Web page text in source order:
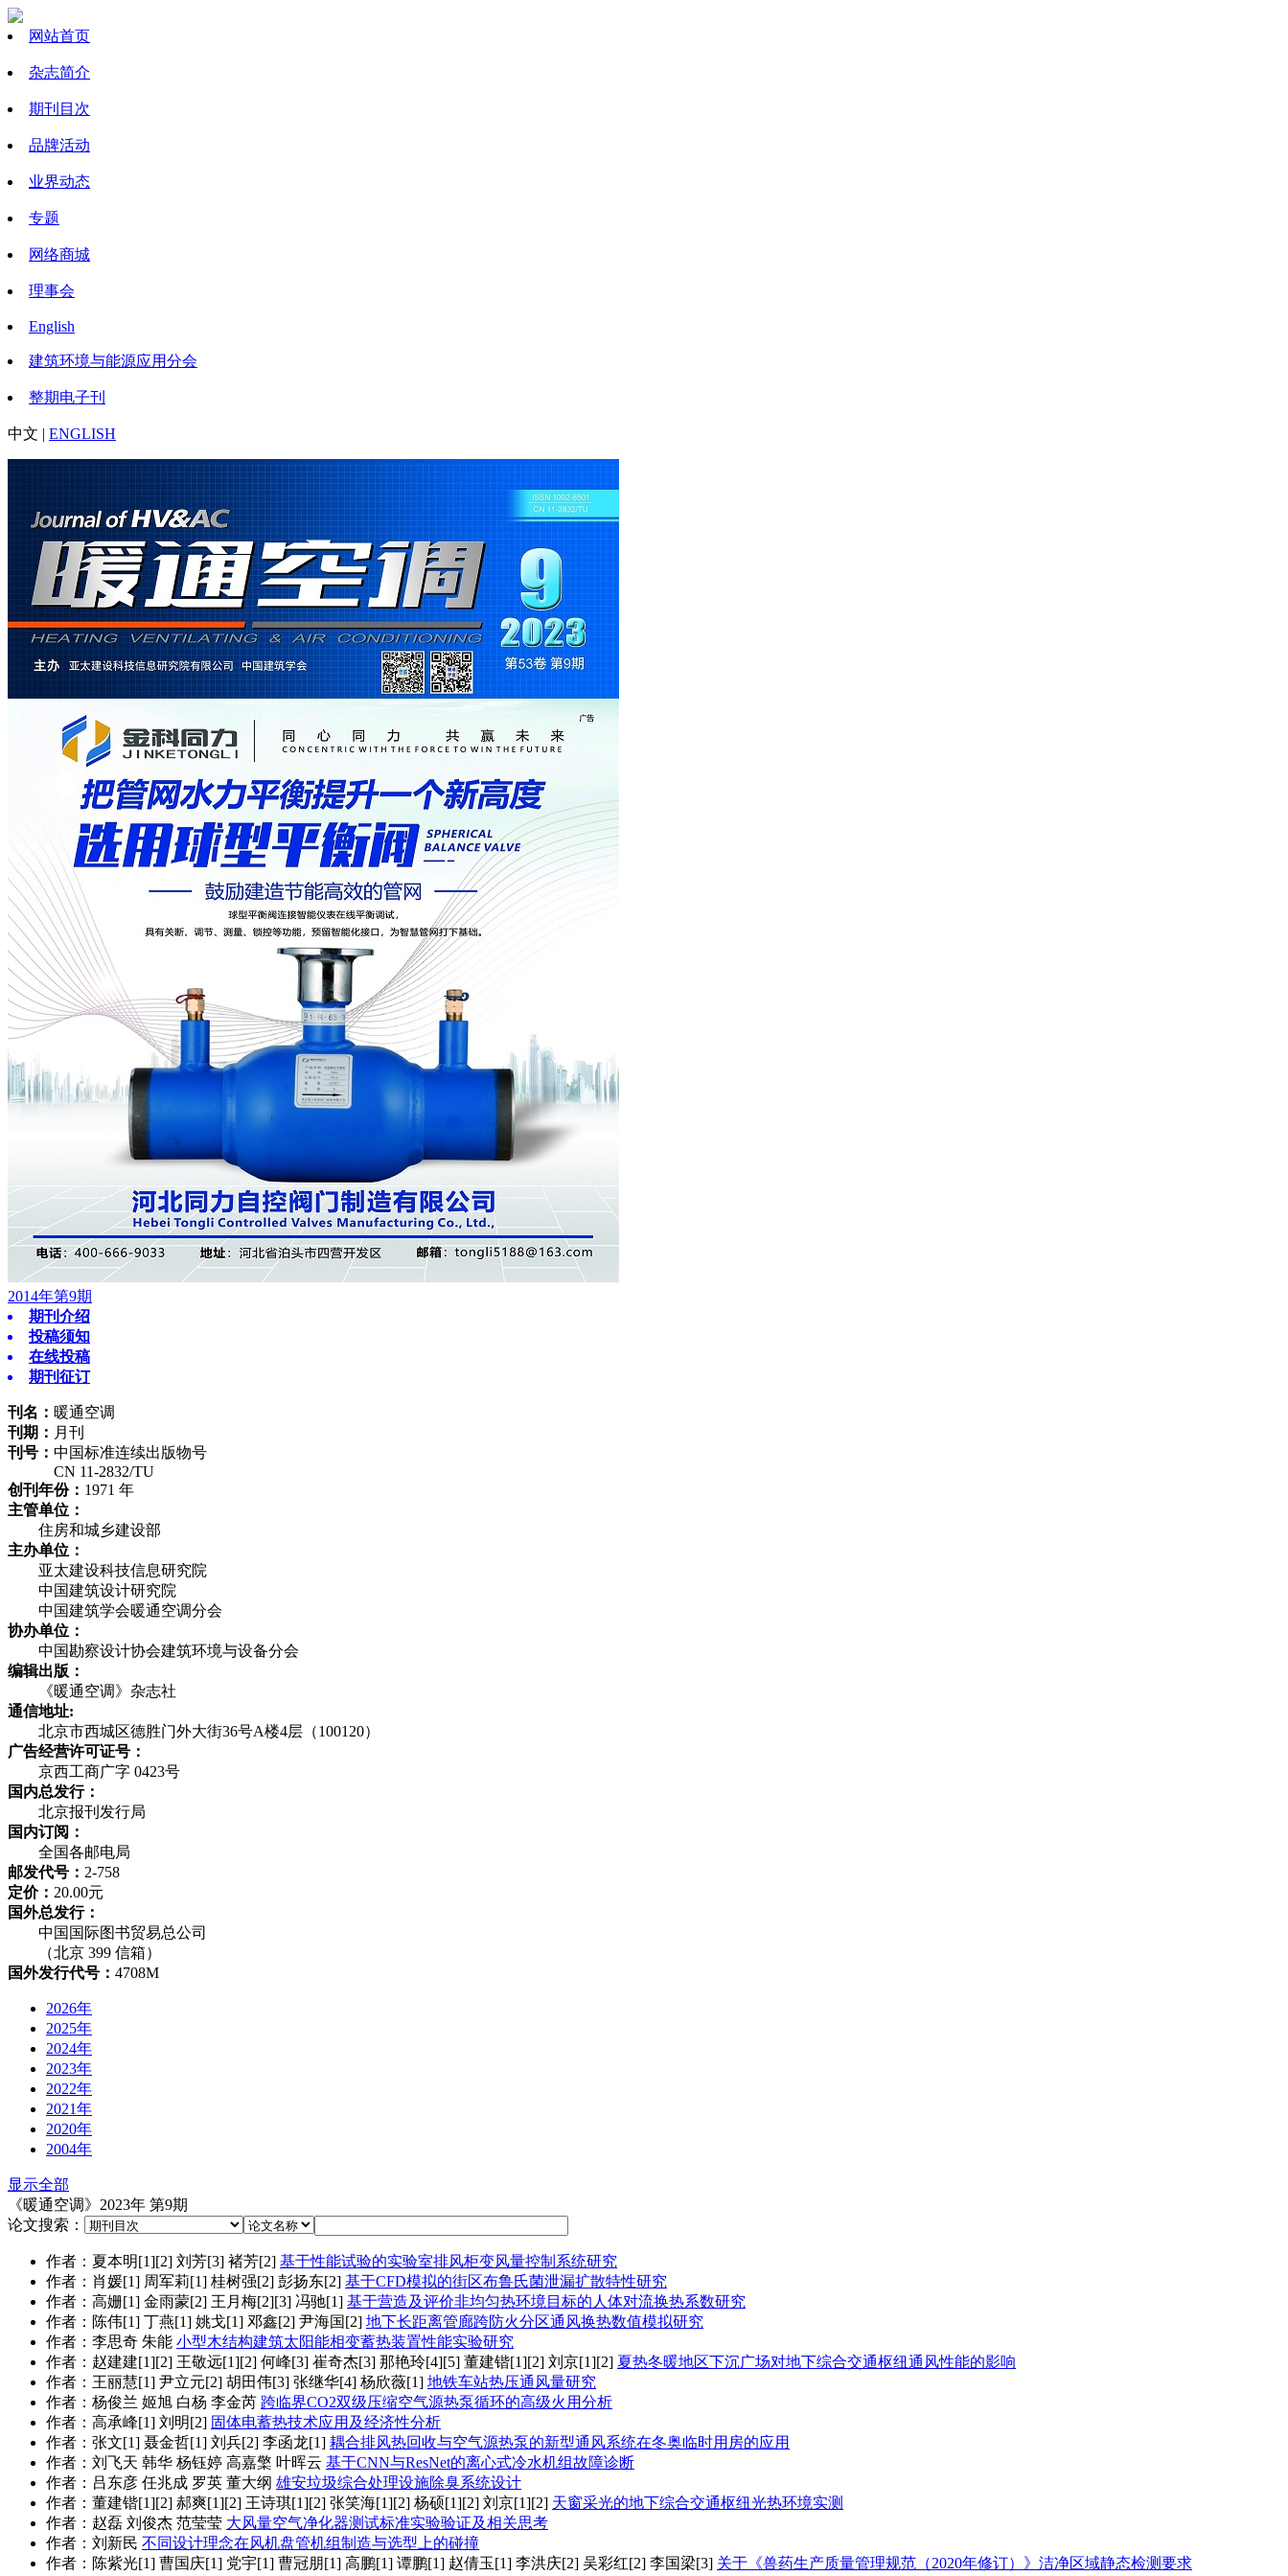
网站首页
杂志简介
期刊目次
品牌活动
业界动态
专题
网络商城
理事会
English
建筑环境与能源应用分会
整期电子刊
中文 | ENGLISH
2014年第9期
期刊介绍
投稿须知
在线投稿
期刊征订
刊名： 暖通空调
刊期： 月刊
刊号： 中国标准连续出版物号
CN 11-2832/TU
创刊年份： 1971 年
主管单位：
住房和城乡建设部
主办单位：
亚太建设科技信息研究院
中国建筑设计研究院
中国建筑学会暖通空调分会
协办单位：
中国勘察设计协会建筑环境与设备分会
编辑出版：
《暖通空调》杂志社
通信地址:
北京市西城区德胜门外大街36号A楼4层（100120）
广告经营许可证号：
京西工商广字 0423号
国内总发行：
北京报刊发行局
国内订阅：
全国各邮电局
邮发代号： 2-758
定价： 20.00元
国外总发行：
中国国际图书贸易总公司
（北京 399 信箱）
国外发行代号： 4708M
2026年
2025年
2024年
2023年
2022年
2021年
2020年
2004年
显示全部
《暖通空调》2023年 第9期
论文搜索：
作者：夏本明[1][2] 刘芳[3] 褚芳[2] 基于性能试验的实验室排风柜变风量控制系统研究
作者：肖媛[1] 周军莉[1] 桂树强[2] 彭扬东[2] 基于CFD模拟的街区布鲁氏菌泄漏扩散特性研究
作者：高姗[1] 金雨蒙[2] 王月梅[2][3] 冯驰[1] 基于营造及评价非均匀热环境目标的人体对流换热系数研究
作者：陈伟[1] 丁燕[1] 姚戈[1] 邓鑫[2] 尹海国[2] 地下长距离管廊跨防火分区通风换热数值模拟研究
作者：李思奇 朱能 小型木结构建筑太阳能相变蓄热装置性能实验研究
作者：赵建建[1][2] 王敬远[1][2] 何峰[3] 崔奇杰[3] 那艳玲[4][5] 董建锴[1][2] 刘京[1][2] 夏热冬暖地区下沉广场对地下综合交通枢纽通风性能的影响
作者：王丽慧[1] 尹立元[2] 胡田伟[3] 张继华[4] 杨欣薇[1] 地铁车站热压通风量研究
作者：杨俊兰 姬旭 白杨 李金芮 跨临界CO2双级压缩空气源热泵循环的高级火用分析
作者：高承峰[1] 刘明[2] 固体电蓄热技术应用及经济性分析
作者：张文[1] 聂金哲[1] 刘兵[2] 李函龙[1] 耦合排风热回收与空气源热泵的新型通风系统在冬奥临时用房的应用
作者：刘飞天 韩华 杨钰婷 高嘉檠 叶晖云 基于CNN与ResNet的离心式冷水机组故障诊断
作者：吕东彦 任兆成 罗英 董大纲 雄安垃圾综合处理设施除臭系统设计
作者：董建锴[1][2] 郝爽[1][2] 王诗琪[1][2] 张笑海[1][2] 杨硕[1][2] 刘京[1][2] 天窗采光的地下综合交通枢纽光热环境实测
作者：赵磊 刘俊杰 范莹莹 大风量空气净化器测试标准实验验证及相关思考
作者：刘新民 不同设计理念在风机盘管机组制造与选型上的碰撞
作者：陈紫光[1] 曹国庆[1] 党宇[1] 曹冠朋[1] 高鹏[1] 谭鹏[1] 赵倩玉[1] 李洪庆[2] 吴彩红[2] 李国梁[3] 关于《兽药生产质量管理规范（2020年修订）》洁净区域静态检测要求